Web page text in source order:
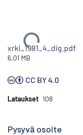
Ladataan...
xrki_1981_4_dig.pdf
6.01 MB
CC BY 4.0
Lataukset 108
Pysyvä osoite